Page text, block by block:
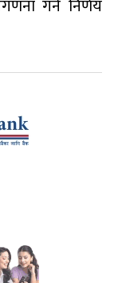
गर्ने निर्णय